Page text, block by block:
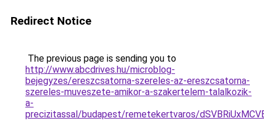
Redirect Notice
The previous page is sending you to
http://www.abcdrives.hu/microblog-
bejegyzes/ereszcsatorna-szereles-az-ereszcsatorna-
szereles-muveszete-amikor-a-szakertelem-talalkozik-
a-
precizitassal/budapest/remetekertvaros/